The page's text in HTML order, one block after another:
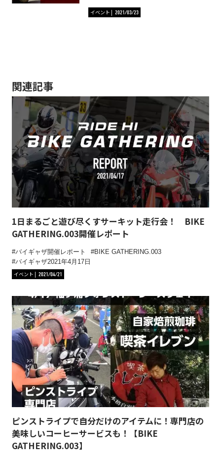
イベント 2021/03/23
関連記事
1日まるごと遊び尽くすサーキット走行会！ BIKE
GATHERING.003開催レポート
バイギャザ開催レポート
BIKE GATHERING.003
バイギャザ2021年4月17日
イベント
2021/04/21
ピンストライプで自分だけのアイテムに！専門店の
美味しいコーヒーサービスも！【BIKE
GATHERING.003】